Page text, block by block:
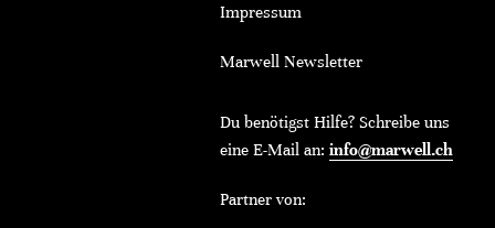
Impressum
Marwell Newsletter
Du benötigst Hilfe? Schreibe uns
eine E-Mail an: info@marwell.ch
Partner von: